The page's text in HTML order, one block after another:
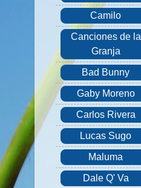
Camilo
Canciones de la
Granja
Bad Bunny
Gaby Moreno
Carlos Rivera
Lucas Sugo
Maluma
Dale Q' Va